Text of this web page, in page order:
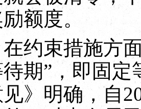
额度。
束措施方面
期”，即固
》明确，自